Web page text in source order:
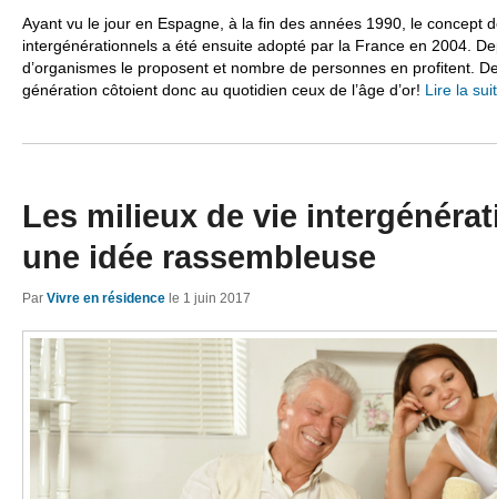
Ayant vu le jour en Espagne, à la fin des années 1990, le concept
intergénérationnels a été ensuite adopté par la France en 2004.
d’organismes le proposent et nombre de personnes en profitent.
génération côtoient donc au quotidien ceux de l’âge d’or! Lire la
Les milieux de vie
une idée rassembleuse
Par Vivre en résidence le 1 juin 2017